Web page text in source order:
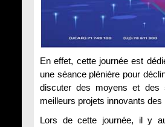
En effet, cette journée est
une séance plénière pour
discuter des moyens et des
meilleurs projets innovants des
Lors de cette journée, il y